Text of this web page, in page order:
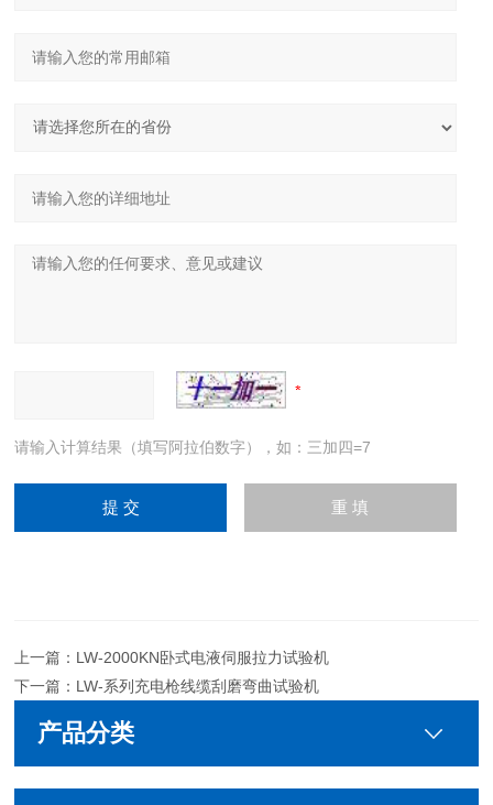
请输入计算结果（填写阿拉伯数字），如：三加四=7
上一篇： LW-2000KN卧式电液伺服拉力试验机
下一篇： LW-系列充电枪线缆刮磨弯曲试验机
产品分类